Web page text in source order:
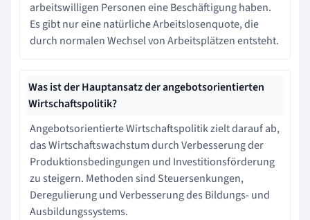
arbeitswilligen Personen eine Beschäftigung haben.
Es gibt nur eine natürliche Arbeitslosenquote, die
durch normalen Wechsel von Arbeitsplätzen entsteht.
Was ist der Hauptansatz der angebotsorientierten
Wirtschaftspolitik?
Angebotsorientierte Wirtschaftspolitik zielt darauf ab,
das Wirtschaftswachstum durch Verbesserung der
Produktionsbedingungen und Investitionsförderung
zu steigern. Methoden sind Steuersenkungen,
Deregulierung und Verbesserung des Bildungs- und
Ausbildungssystems.